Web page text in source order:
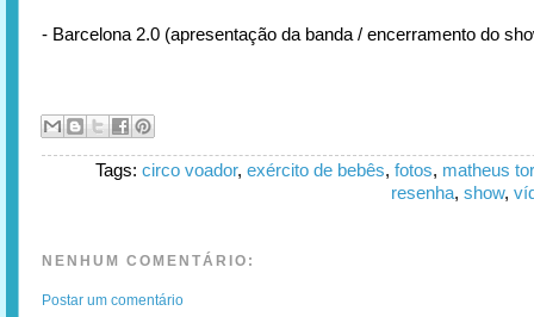
- Barcelona 2.0 (apresentação da banda / encerramento do
Tags: circo voador, exército de bebês, fotos, matheus
resenha, show,
NENHUM COMENTÁRIO:
Postar um comentário